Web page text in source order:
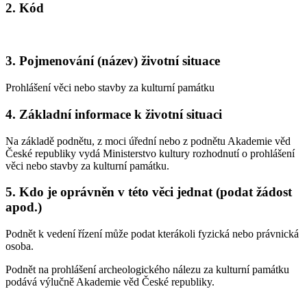
2. Kód
3. Pojmenování (název) životní situace
Prohlášení věci nebo stavby za kulturní památku
4. Základní informace k životní situaci
Na základě podnětu, z moci úřední nebo z podnětu Akademie věd
České republiky vydá Ministerstvo kultury rozhodnutí o prohlášení
věci nebo stavby za kulturní památku.
5. Kdo je oprávněn v této věci jednat (podat žádost
apod.)
Podnět k vedení řízení může podat kterákoli fyzická nebo právnická
osoba.
Podnět na prohlášení archeologického nálezu za kulturní památku
podává výlučně Akademie věd České republiky.